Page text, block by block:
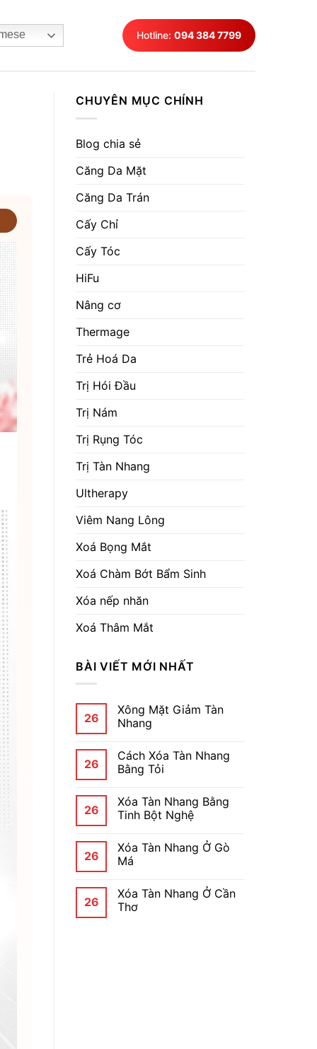
Hotline: 094 384 7799
CHUYÊN MỤC CHÍNH
Blog chia sẻ
Căng Da Mặt
Căng Da Trán
Cấy Chỉ
Cấy Tóc
HiFu
Nâng cơ
Thermage
Trẻ Hoá Da
Trị Hói Đầu
Trị Nám
Trị Rụng Tóc
Trị Tàn Nhang
Ultherapy
Viêm Nang Lông
Xoá Bọng Mắt
Xoá Chàm Bớt Bẩm Sinh
Xóa nếp nhăn
Xoá Thâm Mắt
BÀI VIẾT MỚI NHẤT
26
Xông Mặt Giảm Tàn
Nhang
26
Cách Xóa Tàn Nhang
Bằng Tỏi
26
Xóa Tàn Nhang Bằng
Tinh Bột Nghệ
26
Xóa Tàn Nhang Ở Gò
Má
26
Xóa Tàn Nhang Ở Cần
Thơ